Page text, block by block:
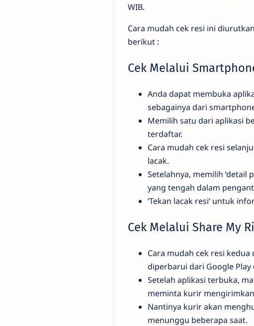
WIB.
Cara mudah cek resi ini
berikut :
Cek Melalui
Anda dapat membuka
sebagainya dari
Memilih satu dari aplikasi
terdaftar.
Cara mudah cek resi
lacak.
Setelahnya, memilih ‘detail
yang tengah dalam
‘Tekan lacak resi’ untuk
Cek Melalui Share My
Cara mudah cek resi
diperbarui dari Google Play
Setelah aplikasi terbuka,
meminta kurir
Nantinya kurir akan
menunggu beberapa saat.